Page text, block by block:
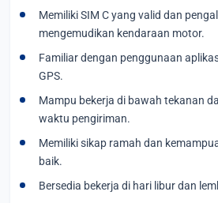
Memiliki SIM C yang valid dan
mengemudikan kendaraan motor.
Familiar dengan penggunaan
GPS.
Mampu bekerja di bawah tekanan
waktu pengiriman.
Memiliki sikap ramah dan
baik.
Bersedia bekerja di hari libur dan